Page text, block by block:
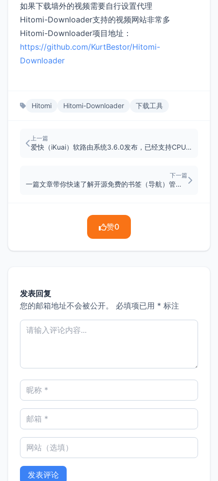
如果下载墙外的视频需要自行设置代理
Hitomi-Downloader支持的视频网站非常多
Hitomi-Downloader项目地址：
https://github.com/KurtBestor/Hitomi-
Downloader
Hitomi Hitomi-Downloader 下载工具
上一篇
爱快（iKuai）软路由系统3.6.0发布，已经支持CPU调频模式，你更新了吗？
下一篇
一篇文章带你快速了解开源免费的书签（导航）管理程序OneNav
赞0
发表回复
您的邮箱地址不会被公开。
必填项已用 * 标注